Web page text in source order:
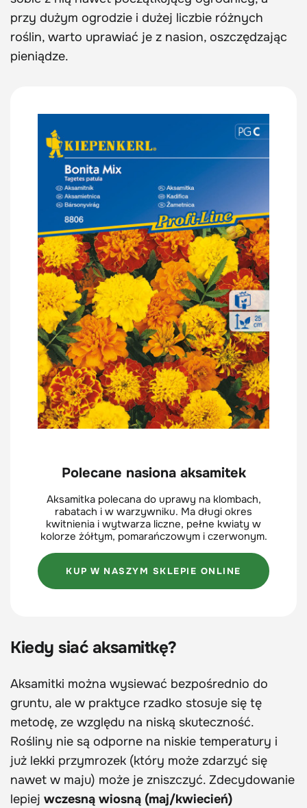
przy dużym ogrodzie i dużej liczbie różnych
roślin, warto uprawiać je z nasion, oszczędzając
pieniądze.
Polecane nasiona aksamitek
Aksamitka polecana do uprawy na klombach,
rabatach i w warzywniku. Ma długi okres
kwitnienia i wytwarza liczne, pełne kwiaty w
kolorze żółtym, pomarańczowym i czerwonym.
KUP W NASZYM SKLEPIE ONLINE
Kiedy siać aksamitkę?
Aksamitki można wysiewać bezpośrednio do
gruntu, ale w praktyce rzadko stosuje się tę
metodę, ze względu na niską skuteczność.
Rośliny nie są odporne na niskie temperatury i
już lekki przymrozek (który może zdarzyć się
nawet w maju) może je zniszczyć. Zdecydowanie
lepiej wczesną wiosną (maj/kwiecień)